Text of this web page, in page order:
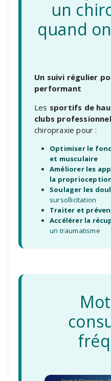
un
quand
Un suivi régulier
performant
Les sportifs de
clubs
chiropraxie pour :
Optimiser le
et musculaire
Améliorer les
la
Soulager les
sursollicitation
Traiter et
Accélérer la
un traumatisme